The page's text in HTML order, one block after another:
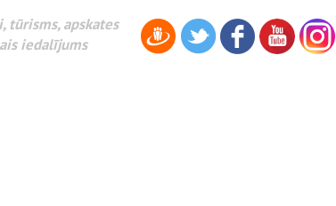
tūrisms, apskates
iedalījums